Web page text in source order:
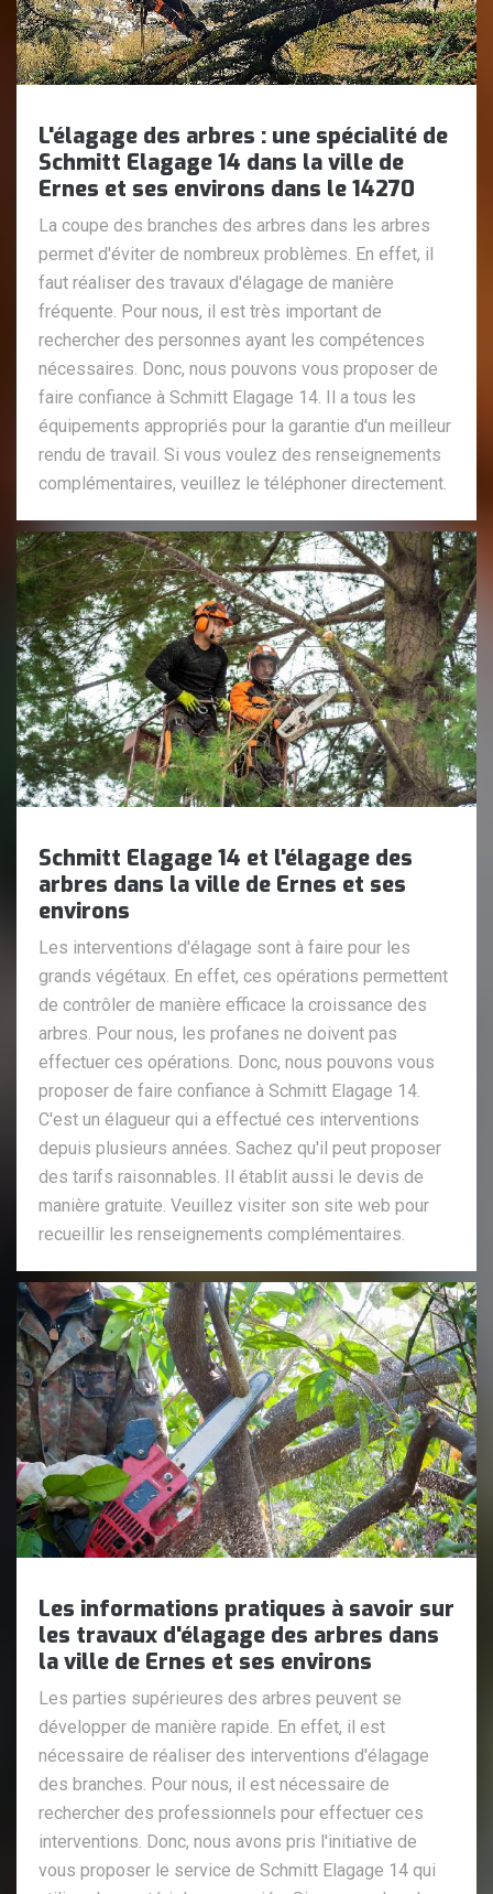
L'élagage des arbres : une spécialité de
Schmitt Elagage 14 dans la ville de
Ernes et ses environs dans le 14270
La coupe des branches des arbres dans les arbres
permet d'éviter de nombreux problèmes. En effet, il
faut réaliser des travaux d'élagage de manière
fréquente. Pour nous, il est très important de
rechercher des personnes ayant les compétences
nécessaires. Donc, nous pouvons vous proposer de
faire confiance à Schmitt Elagage 14. Il a tous les
équipements appropriés pour la garantie d'un meilleur
rendu de travail. Si vous voulez des renseignements
complémentaires, veuillez le téléphoner directement.
Schmitt Elagage 14 et l'élagage des
arbres dans la ville de Ernes et ses
environs
Les interventions d'élagage sont à faire pour les
grands végétaux. En effet, ces opérations permettent
de contrôler de manière efficace la croissance des
arbres. Pour nous, les profanes ne doivent pas
effectuer ces opérations. Donc, nous pouvons vous
proposer de faire confiance à Schmitt Elagage 14.
C'est un élagueur qui a effectué ces interventions
depuis plusieurs années. Sachez qu'il peut proposer
des tarifs raisonnables. Il établit aussi le devis de
manière gratuite. Veuillez visiter son site web pour
recueillir les renseignements complémentaires.
Les informations pratiques à savoir sur
les travaux d'élagage des arbres dans
la ville de Ernes et ses environs
Les parties supérieures des arbres peuvent se
développer de manière rapide. En effet, il est
nécessaire de réaliser des interventions d'élagage
des branches. Pour nous, il est nécessaire de
rechercher des professionnels pour effectuer ces
interventions. Donc, nous avons pris l'initiative de
vous proposer le service de Schmitt Elagage 14 qui